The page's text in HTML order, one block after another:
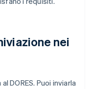
nei
DORES. Puoi inviarla